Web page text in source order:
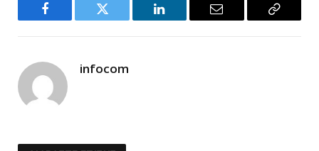
Facebook Twitter LinkedIn Email
Copy
infocom